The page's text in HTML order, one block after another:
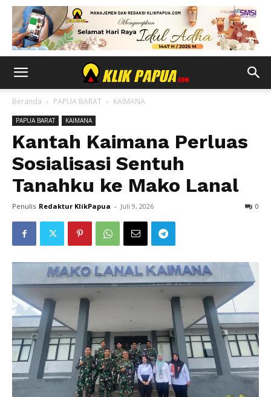
Beranda PAPUA BARAT KAIMANA
PAPUA BARAT KAIMANA
Kantah Kaimana Perluas
Sosialisasi Sentuh
Tanahku ke Mako Lanal
Penulis Redaktur KlikPapua - Juli 9, 2026 0